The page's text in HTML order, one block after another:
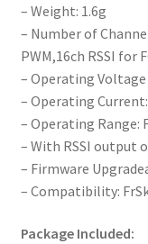
– Weight: 1.6g
– Number of
PWM,16ch RSSI for
– Operating Voltage
– Operating Current:
– Operating Range:
– With RSSI output
– Firmware
– Compatibility:
Package Included: